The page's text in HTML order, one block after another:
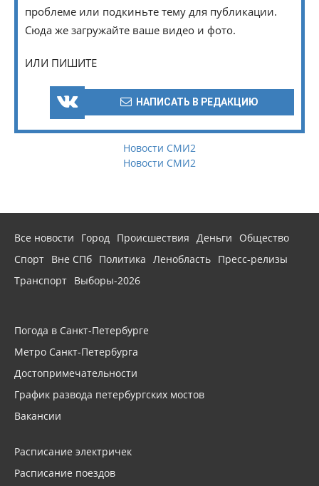
проблеме или подкиньте тему для публикации.
Сюда же загружайте ваше видео и фото.
ИЛИ ПИШИТЕ
НАПИСАТЬ В РЕДАКЦИЮ
Новости СМИ2
Новости СМИ2
Все новости Город Происшествия Деньги
Общество
Спорт Вне СПб Политика Ленобласть Пресс-релизы
Транспорт Выборы-2026
Погода в Санкт-Петербурге
Метро Санкт-Петербурга
Достопримечательности
График развода петербургских мостов
Вакансии
Расписание электричек
Расписание поездов